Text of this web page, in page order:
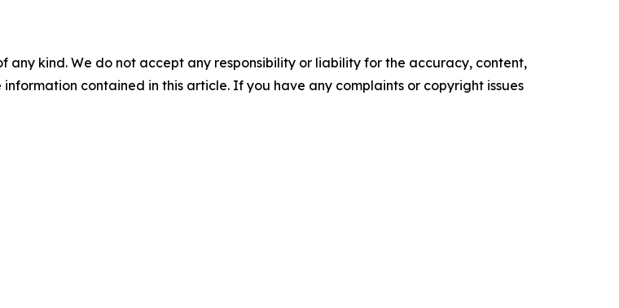
any kind. We do not accept any responsibility or liability for the accuracy, content,
contained in this article. If you have any complaints or copyright issues